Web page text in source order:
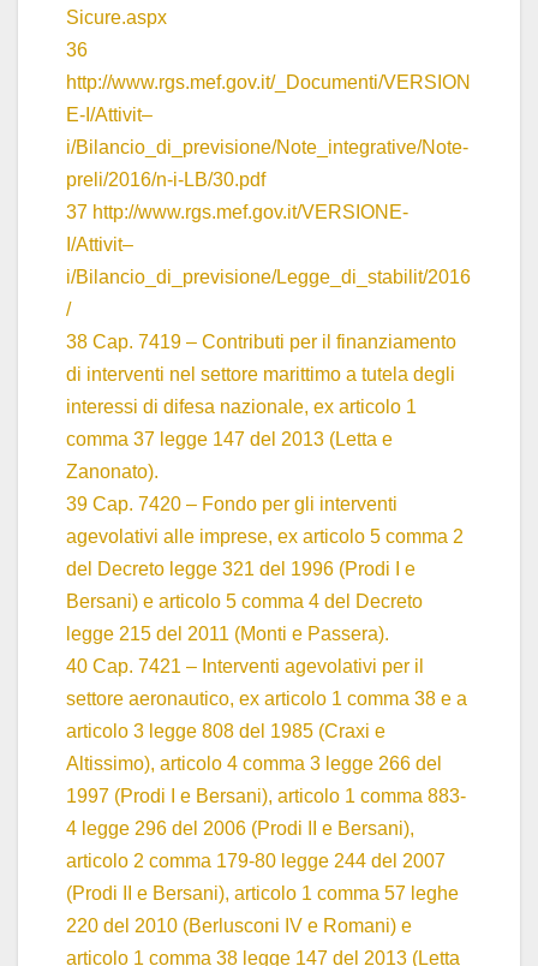
Sicure.aspx
36
http://www.rgs.mef.gov.it/_Documenti/VERSION
E-I/Attivit–
i/Bilancio_di_previsione/Note_integrative/Note-
preli/2016/n-i-LB/30.pdf
37 http://www.rgs.mef.gov.it/VERSIONE-
I/Attivit–
i/Bilancio_di_previsione/Legge_di_stabilit/2016
/
38 Cap. 7419 – Contributi per il finanziamento
di interventi nel settore marittimo a tutela degli
interessi di difesa nazionale, ex articolo 1
comma 37 legge 147 del 2013 (Letta e
Zanonato).
39 Cap. 7420 – Fondo per gli interventi
agevolativi alle imprese, ex articolo 5 comma 2
del Decreto legge 321 del 1996 (Prodi I e
Bersani) e articolo 5 comma 4 del Decreto
legge 215 del 2011 (Monti e Passera).
40 Cap. 7421 – Interventi agevolativi per il
settore aeronautico, ex articolo 1 comma 38 e a
articolo 3 legge 808 del 1985 (Craxi e
Altissimo), articolo 4 comma 3 legge 266 del
1997 (Prodi I e Bersani), articolo 1 comma 883-
4 legge 296 del 2006 (Prodi II e Bersani),
articolo 2 comma 179-80 legge 244 del 2007
(Prodi II e Bersani), articolo 1 comma 57 leghe
220 del 2010 (Berlusconi IV e Romani) e
articolo 1 comma 38 legge 147 del 2013 (Letta